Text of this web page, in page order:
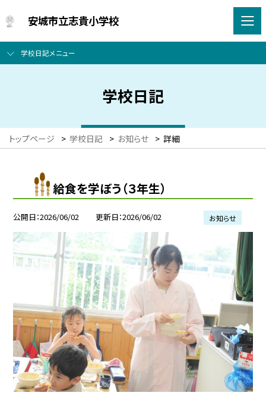
安城市立志貴小学校
学校日記メニュー
学校日記
トップページ > 学校日記 > お知らせ > 詳細
給食を学ぼう（３年生）
公開日 2026/06/02 更新日 2026/06/02 お知らせ